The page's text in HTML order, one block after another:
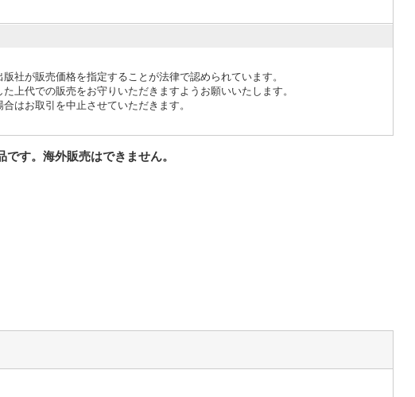
社が販売価格を指定することが法律で認められています。
上代での販売をお守りいただきますようお願いいたします。
はお取引を中止させていただきます。
す。海外販売はできません。